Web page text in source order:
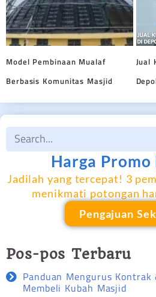
Model Pembinaan Mualaf
Berbasis Komunitas Masjid
Jual
Harga
Jadilah yang tercepat! 3
menikmati potongan
Pengajuan
Pos-pos Terbaru
Panduan Mengurus
Membeli Kubah Masjid